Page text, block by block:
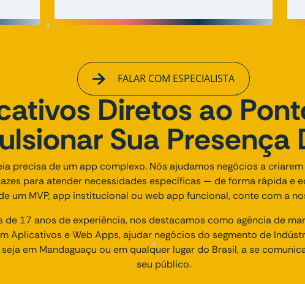
FALAR COM ESPECIALISTA
Diretos ao
Sua Presença
precisa de um app complexo. Nós ajudamos negócios a
para atender necessidades específicas — de forma rápida e
um MVP, app institucional ou web app funcional, conte com a
de 17 anos de experiência, nos destacamos como agência de
Aplicativos e Web Apps, ajudar negócios do segmento de
em Mandaguaçu ou em qualquer lugar do Brasil, a se
seu público.